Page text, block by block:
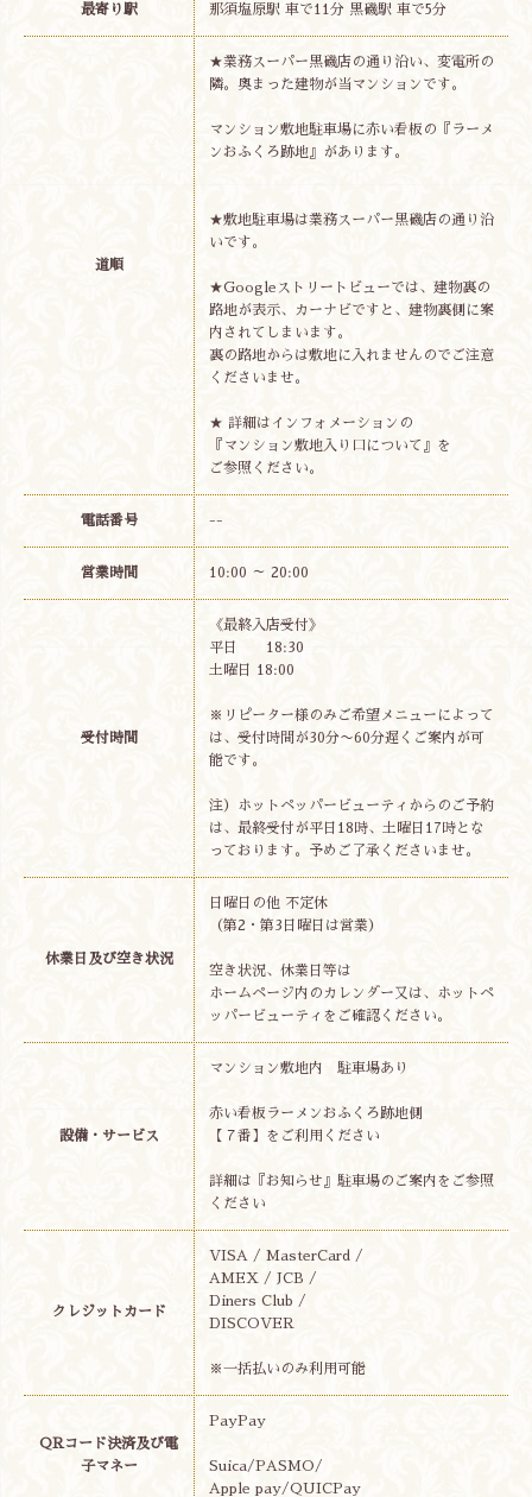
最寄り駅 那須塩原駅 車で11分 黒磯駅 車で5分
道順
★業務スーパー黒磯店の通り沿い、変電所の
隣。奥まった建物が当マンションです。
マンション敷地駐車場に赤い看板の『ラーメ
ンおふくろ跡地』があります。
★敷地駐車場は業務スーパー黒磯店の通り沿
いです。
★Googleストリートビューでは、建物裏の
路地が表示、カーナビですと、建物裏側に案
内されてしまいます。
裏の路地からは敷地に入れませんのでご注意
くださいませ。
★ 詳細はインフォメーションの
『マンション敷地入り口について』を
ご参照ください。
電話番号 --
営業時間 10:00 ～ 20:00
受付時間
《最終入店受付》
平日 18:30
土曜日 18:00
※リピーター様のみご希望メニューによって
は、受付時間が30分〜60分遅くご案内が可
能です。
注）ホットペッパービューティからのご予約
は、最終受付が平日18時、土曜日17時とな
っております。予めご了承くださいませ。
休業日及び空き状況
日曜日の他 不定休
（第2・第3日曜日は営業）
空き状況、休業日等は
ホームページ内のカレンダー又は、ホットペ
ッパービューティをご確認ください。
設備・サービス
マンション敷地内 駐車場あり
赤い看板ラーメンおふくろ跡地側
【７番】をご利用ください
詳細は『お知らせ』駐車場のご案内をご参照
ください
クレジットカード
VISA / MasterCard /
AMEX / JCB /
Diners Club /
DISCOVER
※一括払いのみ利用可能
QRコード決済及び電
子マネー
PayPay
Suica/PASMO/
Apple pay/QUICPay